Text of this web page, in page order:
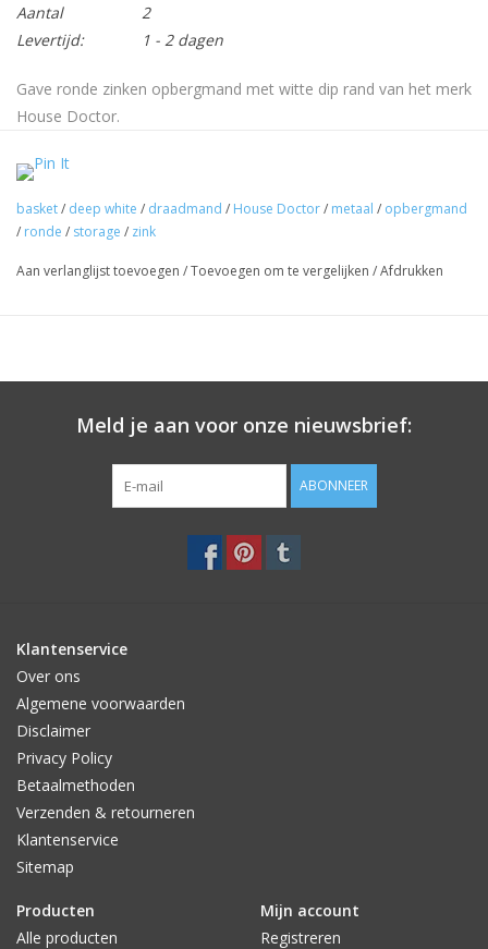
Aantal
2
Levertijd:
1 - 2 dagen
Gave ronde zinken opbergmand met witte dip rand van het merk
House Doctor.
Materiaal: metaal
Kleur: zink met witte dip rand
Mocht u meer informatie willen neem dan contact op met
basket/ deep white / draadmand / House Doctor/ metaal / opbergmand
/ ronde / storage / zink
Aan verlanglijst toevoegen /Toevoegen om te vergelijken /Afdrukken
Meld je aan voor onze nieuwsbrief:
ABONNEER
Klantenservice
Over ons
Algemene voorwaarden
Disclaimer
Privacy Policy
Betaalmethoden
Verzenden & retourneren
Klantenservice
Sitemap
Producten
Alle producten
Mijn account
Registreren